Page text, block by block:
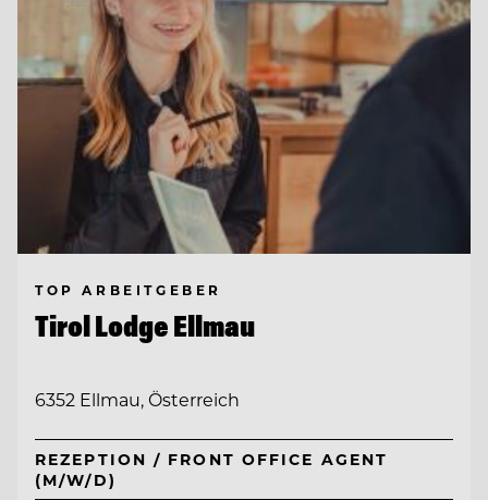
TOP ARBEITGEBER
Tirol Lodge Ellmau
6352 Ellmau, Österreich
REZEPTION / FRONT OFFICE AGENT
(M/W/D)